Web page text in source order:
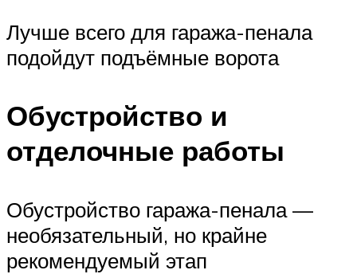
Лучше всего для гаража-пенала
подойдут подъёмные ворота
Обустройство и
отделочные работы
Обустройство гаража-пенала —
необязательный, но крайне
рекомендуемый этап